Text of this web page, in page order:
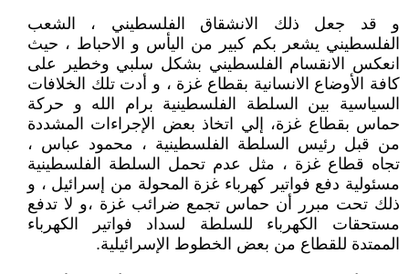
و قد جعل ذلك الانشقاق الفلسطيني ، الشعب
الفلسطيني يشعر بكم كبير من اليأس و الاحباط ، حيث
انعكس الانقسام الفلسطيني بشكل سلبي وخطير على
كافة الأوضاع الانسانية بقطاع غزة ، و أدت تلك الخلافات
السياسية بين السلطة الفلسطينية برام الله و حركة
حماس بقطاع غزة، إلي اتخاذ بعض الإجراءات المشددة
من قبل رئيس السلطة الفلسطينية ، محمود عباس ،
تجاه قطاع غزة ، مثل عدم تحمل السلطة الفلسطينية
مسئولية دفع فواتير كهرباء غزة المحولة من إسرائيل ، و
ذلك تحت مبرر أن حماس تجمع ضرائب غزة ،و لا تدفع
مستحقات الكهرباء للسلطة لسداد فواتير الكهرباء
الممتدة للقطاع من بعض الخطوط الإسرائيلية.